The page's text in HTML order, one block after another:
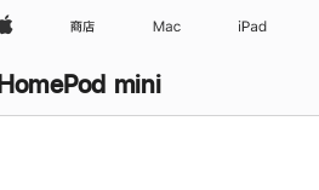
Apple 商店 Mac iPad
HomePod mini